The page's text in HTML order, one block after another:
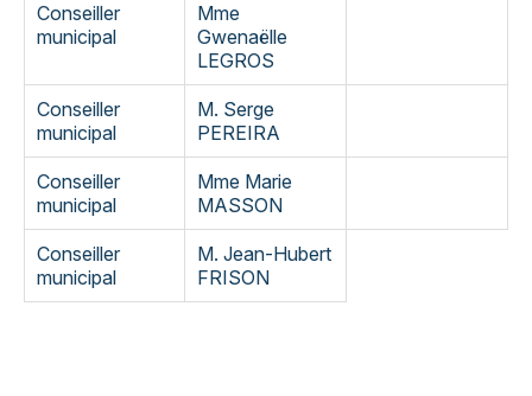
Conseiller
municipal
Mme
Gwenaëlle
LEGROS
Conseiller
municipal
M. Serge
PEREIRA
Conseiller
municipal
Mme Marie
MASSON
Conseiller
municipal
M. Jean-Hubert
FRISON